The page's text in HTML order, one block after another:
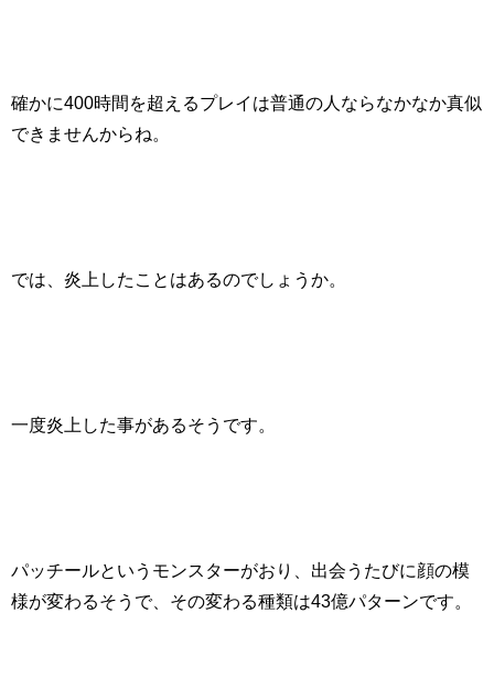
確かに400時間を超えるプレイは普通の人ならなかなか真似
できませんからね。
では、炎上したことはあるのでしょうか。
一度炎上した事があるそうです。
パッチールというモンスターがおり、出会うたびに顔の模
様が変わるそうで、その変わる種類は43億パターンです。